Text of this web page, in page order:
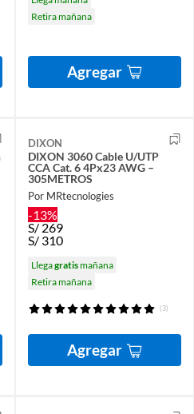
Retira mañana
Agregar
DIXON
DIXON 3060 Cable U/UTP
CCA Cat. 6 4Px23 AWG –
305METROS
Por MRtecnologies
-13%
S/269
S/ 310
Llegagratismañana
Retira mañana
(3)
Agregar